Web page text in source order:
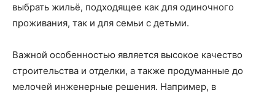
выбрать жильё, подходящее как для одиночного
проживания, так и для семьи с детьми.
Важной особенностью является высокое качество
строительства и отделки, а также продуманные до
мелочей инженерные решения. Например, в